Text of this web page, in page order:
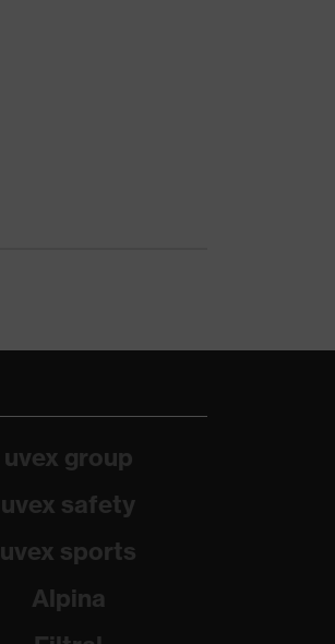
uvex group
uvex safety
uvex sports
Alpina